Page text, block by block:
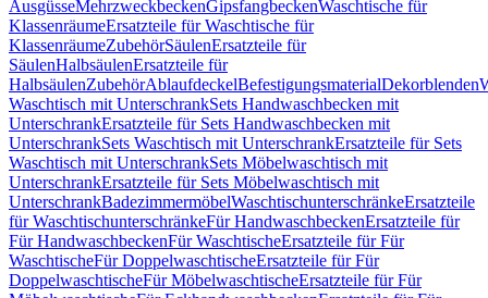
AusgüsseMehrzweckbeckenGipsfangbeckenWaschtische für
KlassenräumeErsatzteile für Waschtische für
KlassenräumeZubehörSäulenErsatzteile für
SäulenHalbsäulenErsatzteile für
HalbsäulenZubehörAblaufdeckelBefestigungsmaterialDekorblenden
Waschtisch mit UnterschrankSets Handwaschbecken mit
UnterschrankErsatzteile für Sets Handwaschbecken mit
UnterschrankSets Waschtisch mit UnterschrankErsatzteile für Sets
Waschtisch mit UnterschrankSets Möbelwaschtisch mit
UnterschrankErsatzteile für Sets Möbelwaschtisch mit
UnterschrankBadezimmermöbelWaschtischunterschränkeErsatzteile
für WaschtischunterschränkeFür HandwaschbeckenErsatzteile für
Für HandwaschbeckenFür WaschtischeErsatzteile für Für
WaschtischeFür DoppelwaschtischeErsatzteile für Für
DoppelwaschtischeFür MöbelwaschtischeErsatzteile für Für